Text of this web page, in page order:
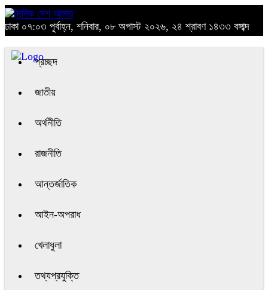
ঢাকা ০৭:০৩ পূর্বাহ্ন, শনিবার, ০৮ অগাস্ট ২০২৬, ২৪ শ্রাবণ ১৪৩৩ বঙ্গাব্দ
প্রচ্ছদ
জাতীয়
অর্থনীতি
রাজনীতি
আন্তর্জাতিক
আইন-অপরাধ
খেলাধুলা
তথ্যপ্রযুক্তি